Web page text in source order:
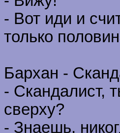
- Вот иди и
только
Бархан -
- Скандалист,
сверху?
- Знаешь,